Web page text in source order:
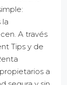
la
A través
Tips y de
a